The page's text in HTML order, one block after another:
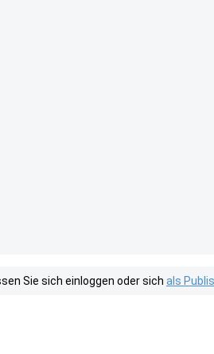
Sie sich einloggen oder sich als